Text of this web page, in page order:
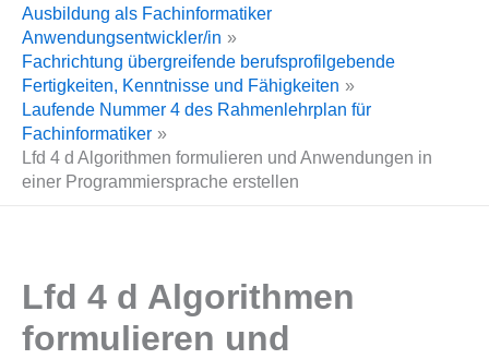
Ausbildung als Fachinformatiker
Anwendungsentwickler/in
Fachrichtung übergreifende berufsprofilgebende
Fertigkeiten, Kenntnisse und Fähigkeiten
Laufende Nummer 4 des Rahmenlehrplan für
Fachinformatiker
Lfd 4 d Algorithmen formulieren und Anwendungen in
einer Programmiersprache erstellen
Lfd 4 d Algorithmen
formulieren und